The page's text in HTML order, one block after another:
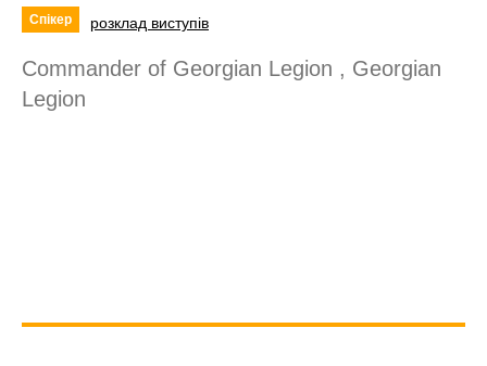
Спікер розклад виступів
Commander of Georgian Legion , Georgian
Legion